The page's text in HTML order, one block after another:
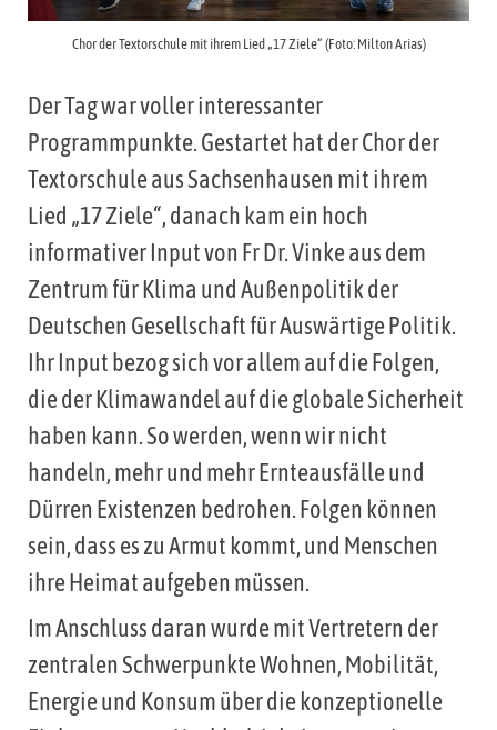
Chor der Textorschule mit ihrem Lied „17 Ziele“ (Foto: Milton Arias)
Der Tag war voller interessanter
Programmpunkte. Gestartet hat der Chor der
Textorschule aus Sachsenhausen mit ihrem
Lied „17 Ziele“, danach kam ein hoch
informativer Input von Fr Dr. Vinke aus dem
Zentrum für Klima und Außenpolitik der
Deutschen Gesellschaft für Auswärtige Politik.
Ihr Input bezog sich vor allem auf die Folgen,
die der Klimawandel auf die globale Sicherheit
haben kann. So werden, wenn wir nicht
handeln, mehr und mehr Ernteausfälle und
Dürren Existenzen bedrohen. Folgen können
sein, dass es zu Armut kommt, und Menschen
ihre Heimat aufgeben müssen.
Im Anschluss daran wurde mit Vertretern der
zentralen Schwerpunkte Wohnen, Mobilität,
Energie und Konsum über die konzeptionelle